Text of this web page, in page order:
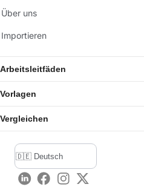
Über uns
Importieren
Arbeitsleitfäden
Vorlagen
Vergleichen